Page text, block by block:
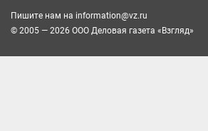
Пишите нам на information@vz.ru
© 2005 — 2026 ООО Деловая газета «Взгляд»